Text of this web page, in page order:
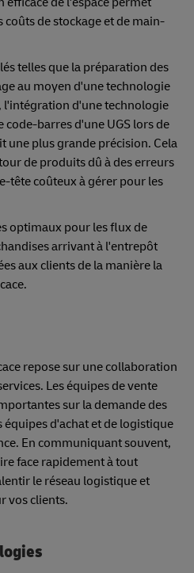
de stockage et de main-
telles que la préparation des
au moyen d'une technologie
l'intégration d'une technologie
barres d'une UGS lors de
une plus grande précision. Cela
de produits dû à des erreurs
tête coûteux à gérer pour les
optimaux pour les flux de
arrivant à l'entrepôt
aux clients de la manière la
repose sur une collaboration
Les équipes de vente
sur la demande des
équipes d'achat et de logistique
En communiquant souvent,
face rapidement à tout
le réseau logistique et
vos clients.